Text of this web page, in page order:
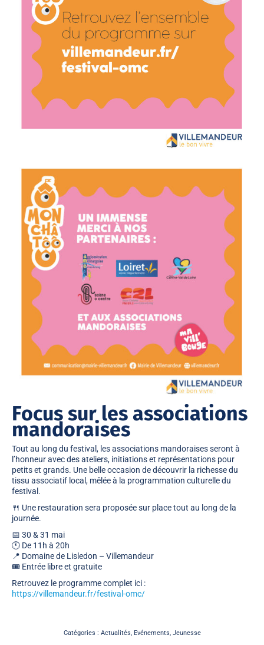
Focus sur les associations
mandoraises
Tout au long du festival, les associations mandoraises seront à
l’honneur avec des ateliers, initiations et représentations pour
petits et grands. Une belle occasion de découvrir la richesse du
tissu associatif local, mêlée à la programmation culturelle du
festival.
🍴 Une restauration sera proposée sur place tout au long de la
journée.
📅 30 & 31 mai
🕚 De 11h à 20h
📍 Domaine de Lisledon – Villemandeur
🎟 Entrée libre et gratuite
Retrouvez le programme complet ici :
https://villemandeur.fr/festival-omc/
Catégories : Actualités, Evénements, Jeunesse